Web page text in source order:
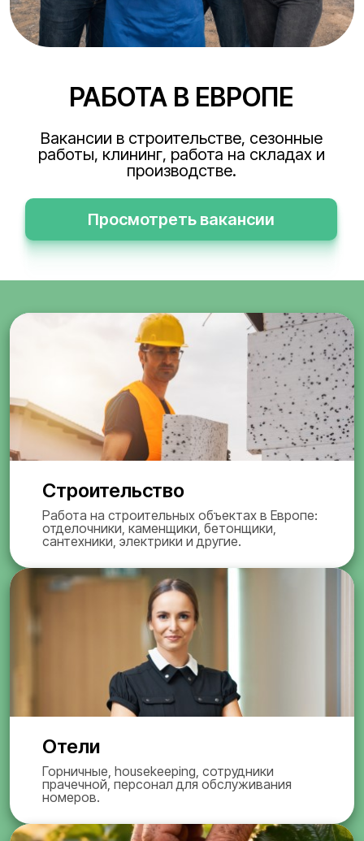
РАБОТА В ЕВРОПЕ
Вакансии в строительстве, сезонные
работы, клининг, работа на складах и
производстве.
Просмотреть вакансии
Строительство
Работа на строительных объектах в Европе:
отделочники, каменщики, бетонщики,
сантехники, электрики и другие.
Отели
Горничные, housekeeping, сотрудники
прачечной, персонал для обслуживания
номеров.